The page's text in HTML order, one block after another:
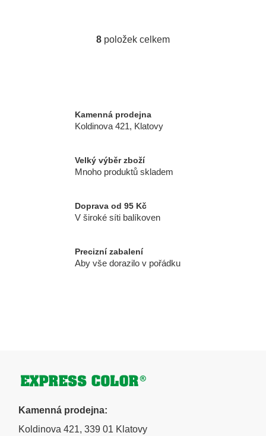
O
a
c
r
v
y
v
i
s
8položek celkem
Kamenná prodejna
Koldinova 421, Klatovy
Velký výběr zboží
Mnoho produktů skladem
Doprava od 95 Kč
V široké síti balíkoven
Precizní zabalení
Aby vše dorazilo v pořádku
Zápatí
Kamenná prodejna:
Koldinova 421, 339 01 Klatovy